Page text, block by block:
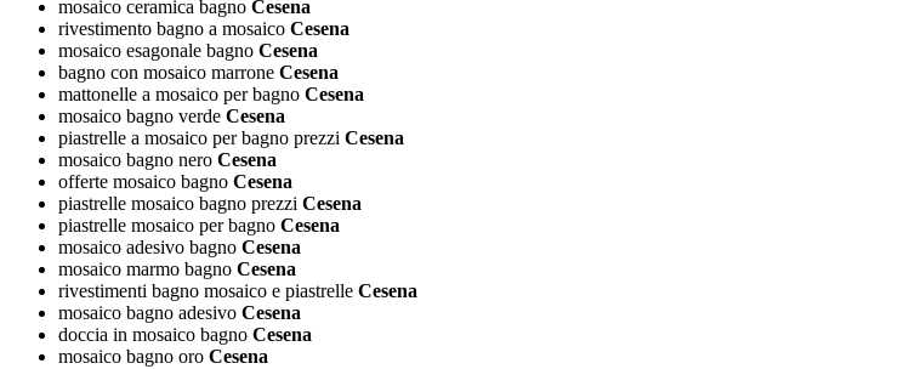
mosaico ceramica bagno Cesena
rivestimento bagno a mosaico Cesena
mosaico esagonale bagno Cesena
bagno con mosaico marrone Cesena
mattonelle a mosaico per bagno Cesena
mosaico bagno verde Cesena
piastrelle a mosaico per bagno prezzi Cesena
mosaico bagno nero Cesena
offerte mosaico bagno Cesena
piastrelle mosaico bagno prezzi Cesena
piastrelle mosaico per bagno Cesena
mosaico adesivo bagno Cesena
mosaico marmo bagno Cesena
rivestimenti bagno mosaico e piastrelle Cesena
mosaico bagno adesivo Cesena
doccia in mosaico bagno Cesena
mosaico bagno oro Cesena